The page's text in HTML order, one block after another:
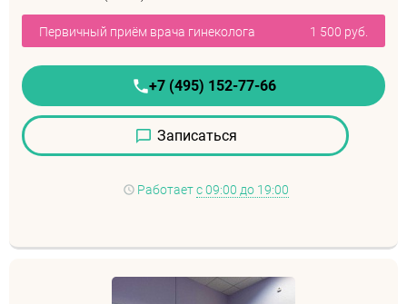
Первичный приём врача гинеколога 1 500 руб.
+7 (495) 152-77-66
Записаться
Работаетс 09:00 до 19:00